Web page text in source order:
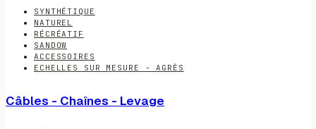
SYNTHÉTIQUE
NATUREL
RÉCRÉATIF
SANDOW
ACCESSOIRES
ECHELLES SUR MESURE - AGRÈS
Câbles - Chaînes - Levage